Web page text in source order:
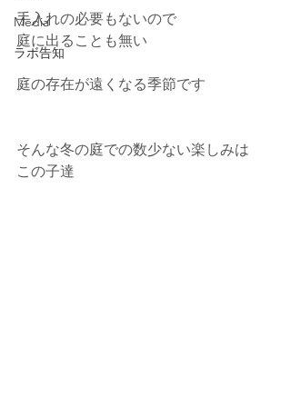
Media
ラボ告知
手入れの必要もないので
庭に出ることも無い
庭の存在が遠くなる季節です
そんな冬の庭での数少ない楽しみは
この子達